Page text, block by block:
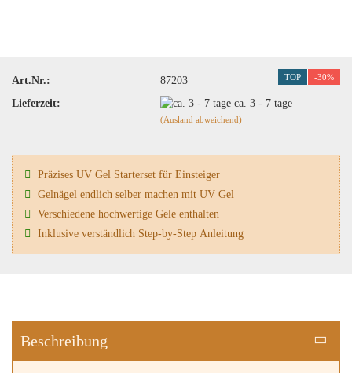
TOP -30%
Art.Nr.:
87203
Lieferzeit:
ca. 3 - 7 tage
(Ausland abweichend)
Präzises UV Gel Starterset für Einsteiger
Gelnägel endlich selber machen mit UV Gel
Verschiedene hochwertige Gele enthalten
Inklusive verständlich Step-by-Step Anleitung
Beschreibung